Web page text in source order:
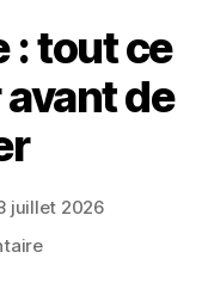
: tout ce
de
juillet 2026
sur